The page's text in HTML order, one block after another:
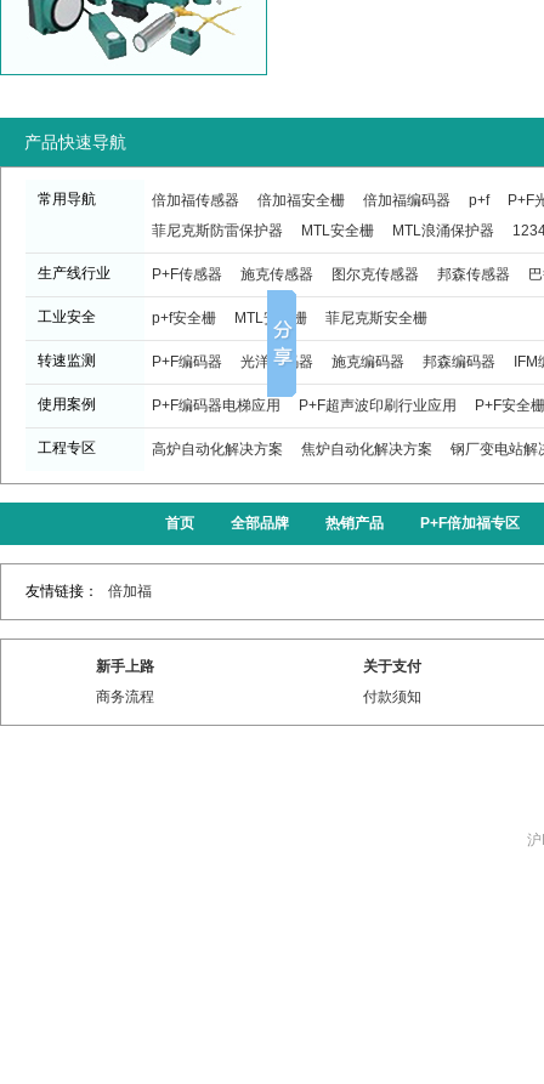
产品快速导航
常用导航 倍加福传感器 倍加福安全栅 倍加福编码器 p+f
P+F
菲尼克斯防雷保护器
MTL安全栅 MTL浪涌保护器
生产线行业 P+F传感器 施克传感器 图尔克传感器 邦森传感器
工业安全 p+f安全栅 MTL安全栅 菲尼克斯安全栅
转速监测 P+F编码器 光洋编码器 施克编码器 邦森编码器
使用案例 P+F编码器电梯应用 P+F超声波印刷行业应用 P+F安全
工程专区 高炉自动化解决方案 焦炉自动化解决方案 钢厂变电站解
首页 全部品牌 热销产品 P+F倍加福专区
友情链接： 倍加福
新手上路
商务流程
关于支付
付款须知